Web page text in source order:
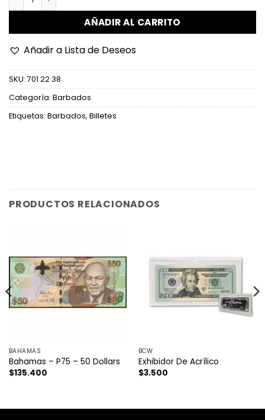
AÑADIR AL CARRITO
Añadir a Lista de Deseos
SKU: 701 22 38
Categoría: Barbados
Etiquetas: Barbados, Billetes
PRODUCTOS RELACIONADOS
BAHAMAS
Bahamas – P75 – 50 Dollars
$135.400
BCW
Exhibidor De Acrílico
$3.500